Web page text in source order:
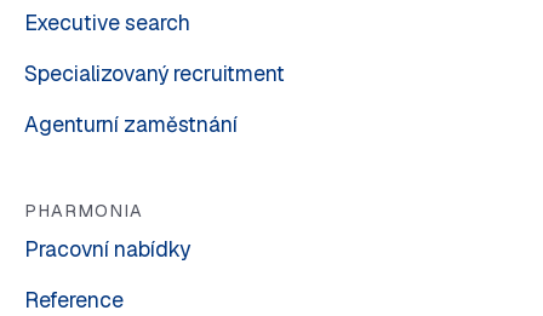
Executive search
Specializovaný recruitment
Agenturní zaměstnání
PHARMONIA
Pracovní nabídky
Reference